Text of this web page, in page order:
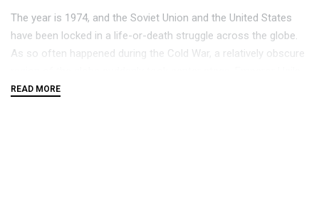
The year is 1974, and the Soviet Union and the United States
have been locked in a life-or-death struggle across the globe.
As so often happened during the Cold War, a relatively obscure
Selassie I of Ethiopia, a bedrock U.S. ally in Africa, had grown